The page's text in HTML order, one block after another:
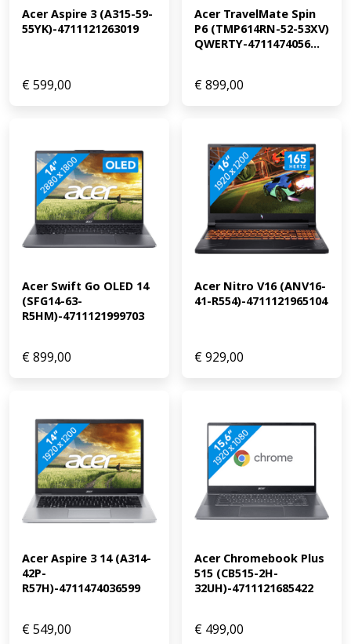
Internetten, mailen & tekstverwerken: geschikt Films &
series kijken: geschikt Foto's bewerken: geschikt Video's
bewerken: geschikt Industrieel ontwerpen: ongeschikt,
RTX/RX/Quadro videokaart Game design en 3D animatie:
een dag na aankoop een e-mail met een persoonlijke
vouchercode voor 1 jaar gratis Norton 360 Deluxe
antivirus.
Acer Aspire 3 (A315-59-
55YK)-4711121263019
€599,00
Acer TravelMate Spin
P6 (TMP614RN-52-53XV)
QWERTY-4711474056...
€899,00
Acer Swift Go OLED 14
(SFG14-63-
R5HM)-4711121999703
€899,00
Acer Nitro V16 (ANV16-
41-R554)-4711121965104
€929,00
Acer Aspire 3 14 (A314-
42P-
R57H)-4711474036599
€549,00
Acer Chromebook Plus
515 (CB515-2H-
32UH)-4711121685422
€ 499,00